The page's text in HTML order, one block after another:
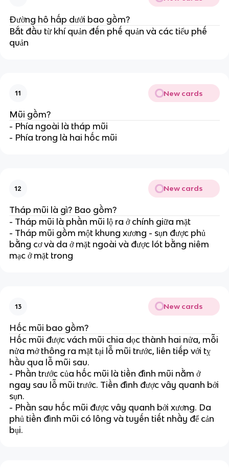
Đường hô hấp dưới bao gồm?
Bắt đầu từ khí quản đến phế quản và các tiểu phế
quản
11 New cards
Mũi gồm?
- Phía ngoài là tháp mũi
- Phía trong là hai hốc mũi
12 New cards
Tháp mũi là gì? Bao gồm?
- Tháp mũi là phần mũi lộ ra ở chính giữa mặt
- Tháp mũi gồm một khung xương - sụn được phủ
bằng cơ và da ở mặt ngoài và được lót bằng niêm
mạc ở mặt trong
13 New cards
Hốc mũi bao gồm?
Hốc mũi được vách mũi chia dọc thành hai nửa, mỗi
nửa mở thông ra mặt tại lỗ mũi trước, liên tiếp với tỵ
hầu qua lỗ mũi sau.
- Phần trước của hốc mũi là tiền đình mũi nằm ở
ngay sau lỗ mũi trước. Tiền đình được vây quanh bởi
sụn.
- Phần sau hốc mũi được vây quanh bởi xương. Da
phủ tiền đình mũi có lông và tuyến tiết nhầy để cản
bụi.